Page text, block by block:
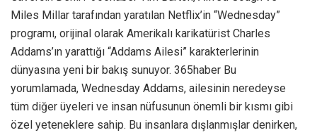
Miles Millar tarafından yaratılan Netflix’in “Wednesday”
programı, orijinal olarak Amerikalı karikatürist Charles
Addams’ın yarattığı “Addams Ailesi” karakterlerinin
dünyasına yeni bir bakış sunuyor. 365haber Bu
yorumlamada, Wednesday Addams, ailesinin neredeyse
tüm diğer üyeleri ve insan nüfusunun önemli bir kısmı gibi
özel yeteneklere sahip. Bu insanlara dışlanmışlar denirken,